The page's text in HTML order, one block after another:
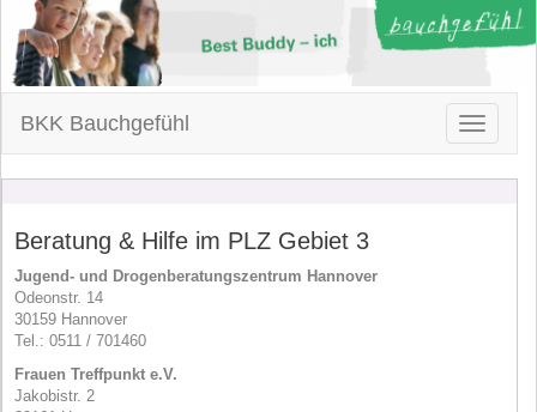
Toggle
BKK Bauchgefühl
Beratung & Hilfe im PLZ Gebiet 3
Jugend- und Drogenberatungszentrum Hannover
Odeonstr. 14
30159 Hannover
Tel.: 0511 / 701460
Frauen Treffpunkt e.V.
Jakobistr. 2